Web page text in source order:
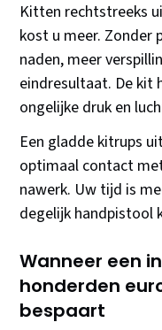
Kitten rechtstreeks
kost u meer.
naden, meer
eindresultaat. De kit
ongelijke druk en
Een gladde kitrups
optimaal contact
nawerk. Uw tijd is
degelijk handpistool
Wanneer een
honderden
bespaart